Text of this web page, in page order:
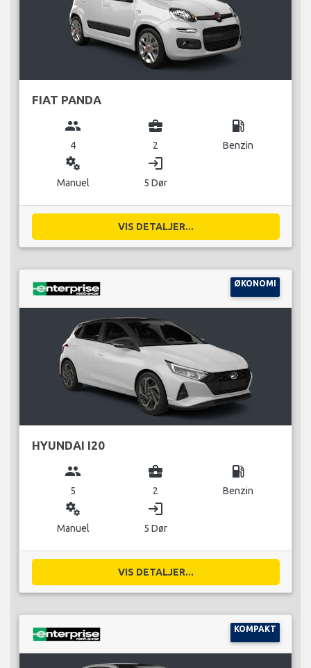
FIAT PANDA
group
4
business_center
2
local_gas_station
Benzin
miscellaneous_services
Manuel
login
5 Dør
VIS DETALJER...
ØKONOMI
HYUNDAI I20
group
5
business_center
2
local_gas_station
Benzin
miscellaneous_services
Manuel
login
5 Dør
VIS DETALJER...
KOMPAKT